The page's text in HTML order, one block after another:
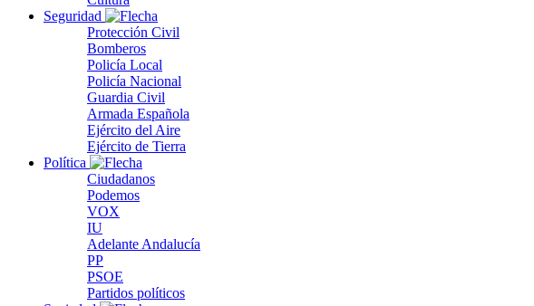
Seguridad
Protección Civil
Bomberos
Policía Local
Policía Nacional
Guardia Civil
Armada Española
Ejército del Aire
Ejército de Tierra
Política
Ciudadanos
Podemos
VOX
IU
Adelante Andalucía
PP
PSOE
Partidos políticos